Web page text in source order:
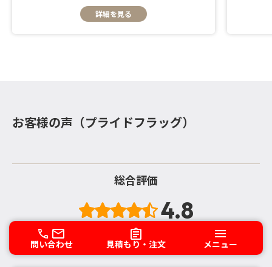
詳細を見る
お客様の声（プライドフラッグ）
総合評価
4.8
問い合わせ 見積もり・注文 メニュー